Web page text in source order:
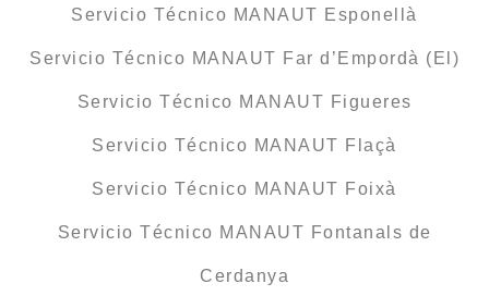
Servicio Técnico MANAUT Esponellà
Servicio Técnico MANAUT Far d’Empordà (El)
Servicio Técnico MANAUT Figueres
Servicio Técnico MANAUT Flaçà
Servicio Técnico MANAUT Foixà
Servicio Técnico MANAUT Fontanals de
Cerdanya